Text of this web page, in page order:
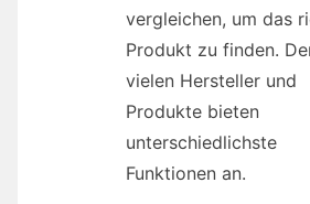
vergleichen, um das
Produkt zu finden.
vielen Hersteller und
Produkte bieten
unterschiedlichste
Funktionen an.